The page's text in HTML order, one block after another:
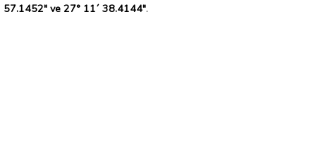
57.1452" ve 27° 11´ 38.4144".